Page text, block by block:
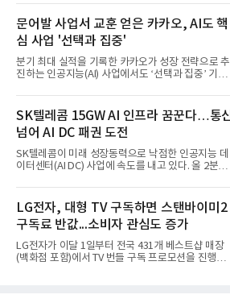
동기 대
이뤄졌다. 이후 2012년 한국형 구축함(KDX-1) 이상
의 함정에 실전 배치됐다.그해 7월 해군은 동해상에서
성능 검증을 위해 홍상어 시험발사를 실시했다. 이때
홍상어가 목표 지점에서 입수한 후 표적을 타격하지
못하고 물속에서 멈춰버리는 예상 밖의 일이 벌어졌
다. 2차 품질확인 사격 시험에서도 만족스러운 결과를
얻지 못했다. 완벽한 신뢰성 확보를 위해 LIG넥스원은
분야를
문어발 사업서 교훈 얻은 카카오, AI도 핵
심 사업 '선택과 집중'
분기 최대 실적을 기록한 카카오가 성장 전략으로 추
진하는 인공지능(AI) 사업에서도 ‘선택과 집중’ 기조
라 투자에 나서는 것과 달리, 카카오는 ‘카카오톡’이
라는 플랫폼 경쟁력을 활용한 AI 에이전트 서비스에
집중하는 전략이다. 과거 무리한 사업 확장 과정에서
겪었던 시행착오를 되풀이하지 않고 핵심 역량에 집
중하겠다는 취지로 풀이된다.7일 업계에 따르면 카카
오는 올해 2분기 연결 기준 매출 2조985억원, 영업이
익 2770억원을 기록했다. 전년 동기 대비 매출과 영업
은 4884억
SK텔레콤 15GW AI 인프라 꿈꾼다…통
넘어 AI DC 패권 도전
SK텔레콤이 미래 성장동력으로 낙점한 인공지능 데
이터센터(AI DC) 사업에 속도를 내고 있다. 올 2분기
는 2035년까지 총 15GW(기가와트) 규모의 AI DC를
구축하겠다는 대형 청사진을 제시하면서다. 이에 따
라 경쟁 구도 역시 이동통신사인 KT, LG유플러스를
넘어 네이버, 삼성SDS 등 IT 인프라 기업으로 확장되
고 있다.7일 SK텔레콤에 따르면 회사는 올해 2분기
연결 기준 매출 4조 3591억원, 영업이익 5660억원을
기록했다. 매출은 전년 동기 대비 0.5%, 영업이익은
LG전자, 대형 TV 구독하면 스탠바이미2
구독료 반값...소비자 관심도 증가
LG전자가 이달 1일부터 전국 431개 베스트샵 매장
(백화점 포함)에서 TV 번들 구독 프로모션을 진행하고